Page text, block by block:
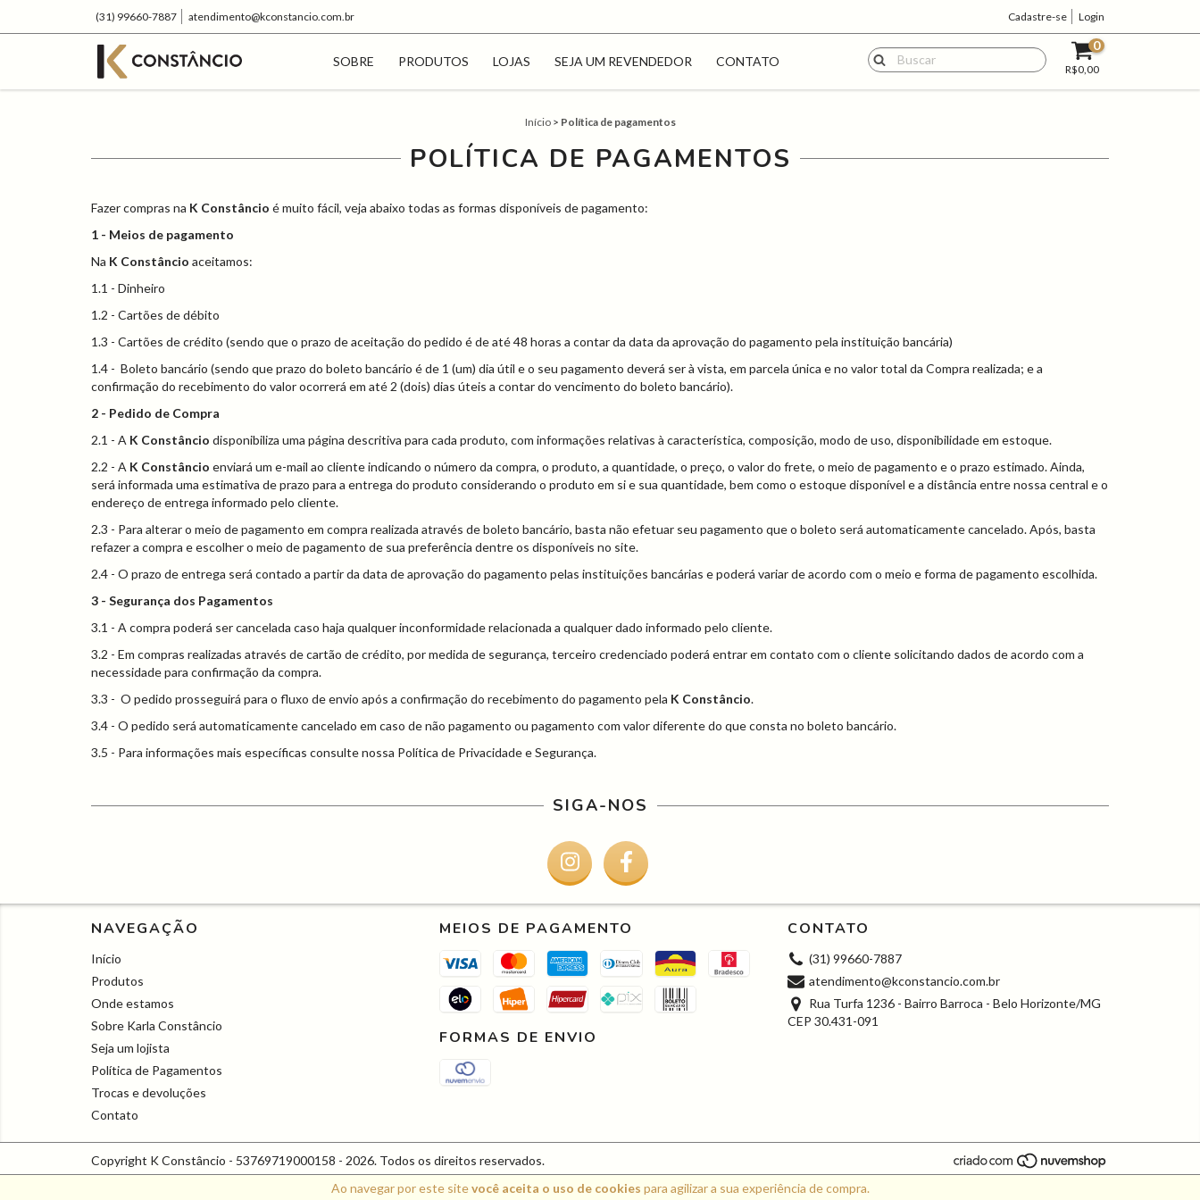
Ao navegar por este sitevocê aceita o uso de cookies para agilizar a sua experiência de compra.
(31) 99660-7887 atendimento@kconstancio.com.br Cadastre-se Login
SOBRE PRODUTOS LOJAS SEJA UM REVENDEDOR CONTATO
0
R$0,00
Início > Política de pagamentos
POLÍTICA DE PAGAMENTOS
Fazer compras na K Constâncio é muito fácil, veja abaixo todas as formas disponíveis de pagamento:
1 - Meios de pagamento
Na K Constâncio aceitamos:
1.1 - Dinheiro
1.2 - Cartões de débito
1.3 - Cartões de crédito (sendo que o prazo de aceitação do pedido é de até 48 horas a contar da data da aprovação do pagamento pela instituição bancária)
1.4 - Boleto bancário (sendo que prazo do boleto bancário é de 1 (um) dia útil e o seu pagamento deverá ser à vista, em parcela única e no valor total da Compra realizada; e a
confirmação do recebimento do valor ocorrerá em até 2 (dois) dias úteis a contar do vencimento do boleto bancário).
2 - Pedido de Compra
2.1 - A K Constâncio disponibiliza uma página descritiva para cada produto, com informações relativas à característica, composição, modo de uso, disponibilidade em estoque.
2.2 - A K Constâncio enviará um e-mail ao cliente indicando o número da compra, o produto, a quantidade, o preço, o valor do frete, o meio de pagamento e o prazo estimado. Ainda,
será informada uma estimativa de prazo para a entrega do produto considerando o produto em si e sua quantidade, bem como o estoque disponível e a distância entre nossa central e o
endereço de entrega informado pelo cliente.
2.3 - Para alterar o meio de pagamento em compra realizada através de boleto bancário, basta não efetuar seu pagamento que o boleto será automaticamente cancelado. Após, basta
refazer a compra e escolher o meio de pagamento de sua preferência dentre os disponíveis no site.
2.4 - O prazo de entrega será contado a partir da data de aprovação do pagamento pelas instituições bancárias e poderá variar de acordo com o meio e forma de pagamento escolhida.
3 - Segurança dos Pagamentos
3.1 - A compra poderá ser cancelada caso haja qualquer inconformidade relacionada a qualquer dado informado pelo cliente.
3.2 - Em compras realizadas através de cartão de crédito, por medida de segurança, terceiro credenciado poderá entrar em contato com o cliente solicitando dados de acordo com a
necessidade para confirmação da compra.
3.3 - O pedido prosseguirá para o fluxo de envio após a confirmação do recebimento do pagamento pela K Constâncio.
3.4 - O pedido será automaticamente cancelado em caso de não pagamento ou pagamento com valor diferente do que consta no boleto bancário.
3.5 - Para informações mais específicas consulte nossa Política de Privacidade e Segurança.
SIGA-NOS
NAVEGAÇÃO
Início
Produtos
Onde estamos
Sobre Karla Constâncio
Seja um lojista
Política de Pagamentos
Trocas e devoluções
Contato
MEIOS DE PAGAMENTO
FORMAS DE ENVIO
CONTATO
(31) 99660-7887
atendimento@kconstancio.com.br
Rua Turfa 1236 - Bairro Barroca - Belo Horizonte/MG
CEP 30.431-091
Copyright K Constâncio - 53769719000158 - 2026. Todos os direitos reservados.